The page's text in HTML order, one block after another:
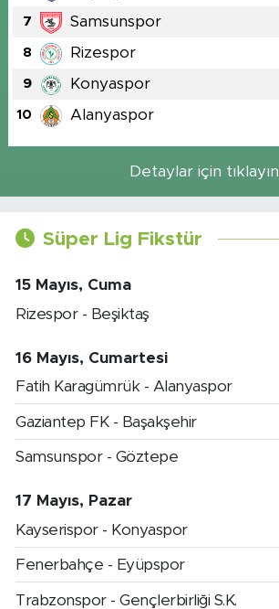
7 Samsunspor
8 Rizespor
9 Konyaspor
10 Alanyaspor
Detaylar için tıklayın
Süper Lig Fikstür
15 Mayıs, Cuma
Rizespor - Beşiktaş
16 Mayıs, Cumartesi
Fatih Karagümrük - Alanyaspor
Gaziantep FK - Başakşehir
Samsunspor - Göztepe
17 Mayıs, Pazar
Kayserispor - Konyaspor
Fenerbahçe - Eyüpspor
Trabzonspor - Gençlerbirliği S.K.